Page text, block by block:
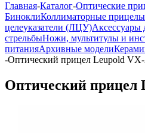
Главная-Каталог-Оптические
БиноклиКоллиматорные прицелы
целеуказатели (ЛЦУ)Аксессуары
стрельбыНожи, мультитулы и
питанияАрхивные модели
-Оптический прицел Leupold
Оптический прицел